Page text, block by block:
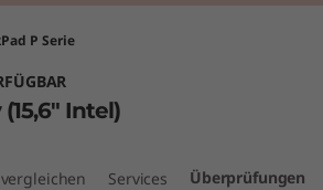
P Serie
Intel)
Services Überprüfungen